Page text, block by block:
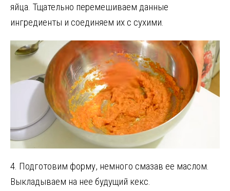
яйца. Тщательно перемешиваем данные
ингредиенты и соединяем их с сухими.
4. Подготовим форму, немного смазав ее маслом.
Выкладываем на нее будущий кекс.